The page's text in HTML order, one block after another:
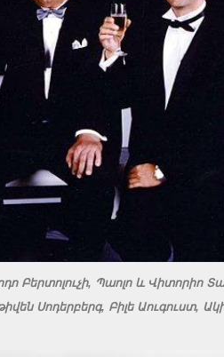
Բերտոլուչի, Պաոլո և Վիտորիո
Սոդերբերգ, Բիլե Աուգուստ,